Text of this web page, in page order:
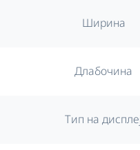
Ширина
Длабочина
Тип на